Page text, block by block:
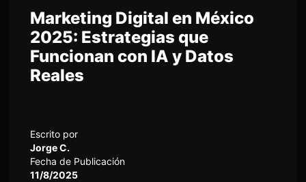
Marketing Digital en México
2025: Estrategias que
Funcionan con IA y Datos
Reales
Escrito por
Jorge C.
Fecha de Publicación
11/8/2025